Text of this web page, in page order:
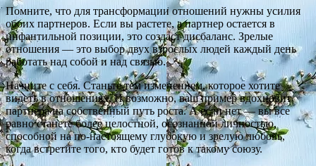
Помните, что для трансформации отношений нужны усилия
обоих партнеров. Если вы растете, а партнер остается в
инфантильной позиции, это создаст дисбаланс. Зрелые
отношения — это выбор двух взрослых людей каждый день
работать над собой и над связью.
Начните с себя. Станьте тем изменением, которое хотите
видеть в отношениях. И возможно, ваш пример вдохновит
партнера на собственный путь роста. А если нет — вы все
равно станете более целостной, осознанной личностью,
способной на по-настоящему глубокую и зрелую любовь,
когда встретите того, кто будет готов к такому союзу.